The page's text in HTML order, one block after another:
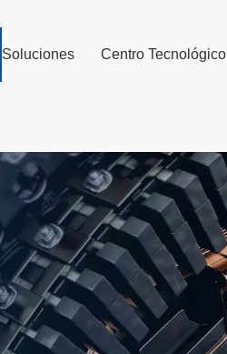
Soluciones Centro Tecnológico